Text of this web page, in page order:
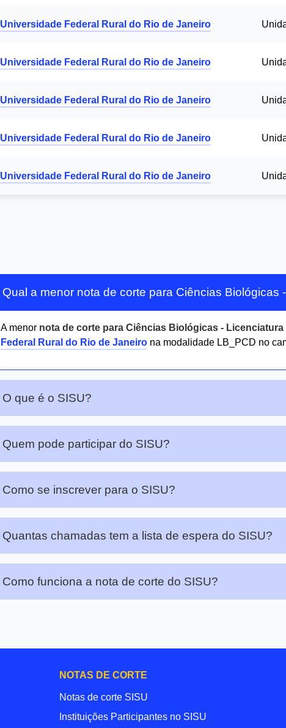
Universidade Federal Rural do Rio de Janeiro
Universidade Federal Rural do Rio de Janeiro
Universidade Federal Rural do Rio de Janeiro
Universidade Federal Rural do Rio de Janeiro
Universidade Federal Rural do Rio de Janeiro
Qual a menor nota de corte para Ciências
A menor nota de corte para Ciências Biológicas -
Federal Rural do Rio de Janeiro na modalidade LB_PCD no
O que é o SISU?
Quem pode participar do SISU?
Como se inscrever para o SISU?
Quantas chamadas tem a lista de espera do SISU?
Como funciona a nota de corte do SISU?
NOTAS DE CORTE
Notas de corte SISU
Instituições Participantes no SISU